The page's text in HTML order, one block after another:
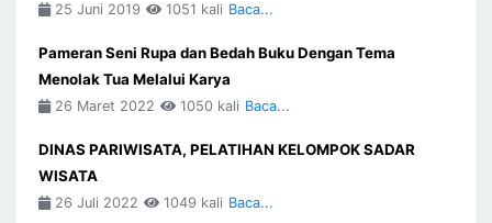
25 Juni 2019 1051 kali Baca...
Pameran Seni Rupa dan Bedah Buku Dengan Tema
Menolak Tua Melalui Karya
26 Maret 2022 1050 kali Baca...
DINAS PARIWISATA, PELATIHAN KELOMPOK SADAR
WISATA
26 Juli 2022 1049 kali Baca...